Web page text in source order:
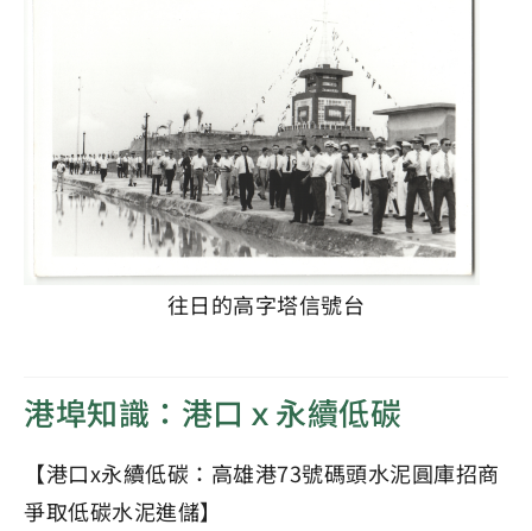
往日的高字塔信號台
港埠知識：港口ｘ永續低碳
【港口x永續低碳：高雄港73號碼頭水泥圓庫招商
爭取低碳水泥進儲】